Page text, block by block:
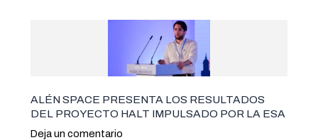
ALÉN SPACE PRESENTA LOS RESULTADOS
DEL PROYECTO HALT IMPULSADO POR LA ESA
Deja un comentario